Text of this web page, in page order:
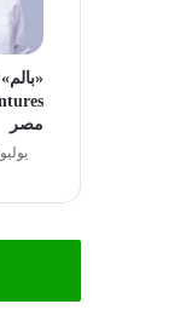
مصر
يوليو 15, 2025